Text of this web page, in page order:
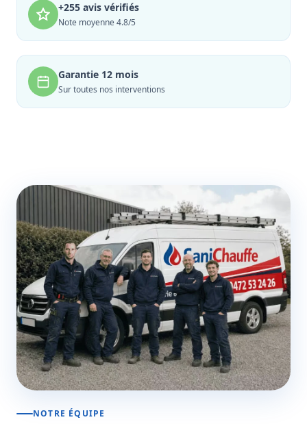
+255 avis vérifiés
Note moyenne 4.8/5
Garantie 12 mois
Sur toutes nos interventions
NOTRE ÉQUIPE